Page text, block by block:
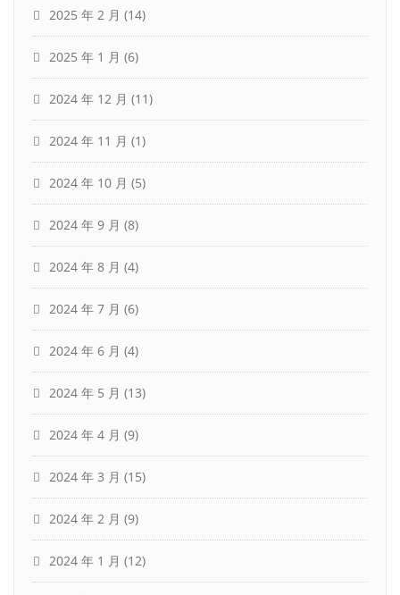
2025 年 2 月 (14)
2025 年 1 月 (6)
2024 年 12 月 (11)
2024 年 11 月 (1)
2024 年 10 月 (5)
2024 年 9 月 (8)
2024 年 8 月 (4)
2024 年 7 月 (6)
2024 年 6 月 (4)
2024 年 5 月 (13)
2024 年 4 月 (9)
2024 年 3 月 (15)
2024 年 2 月 (9)
2024 年 1 月 (12)